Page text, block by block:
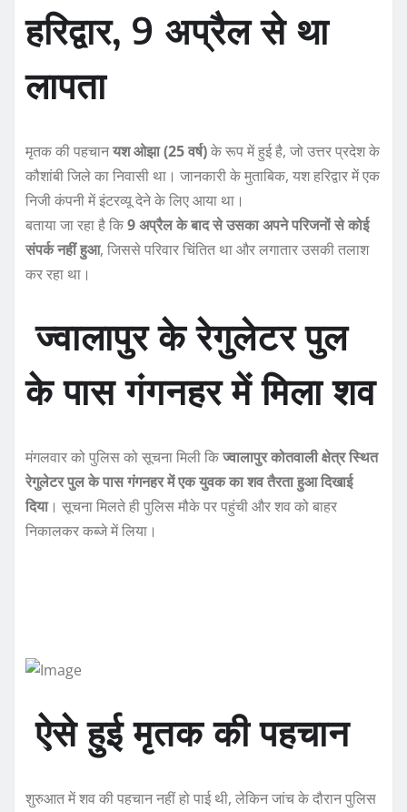
हरिद्वार, 9 अप्रैल से था
लापता
मृतक की पहचानयश ओझा (25 वर्ष)के रूप में हुई है, जो उत्तर प्रदेश के
कौशांबी जिले का निवासी था। जानकारी के मुताबिक, यश हरिद्वार में एक
निजी कंपनी में इंटरव्यू देने के लिए आया था।
बताया जा रहा है कि9 अप्रैल के बाद से उसका अपने परिजनों से कोई
संपर्क नहीं हुआ, जिससे परिवार चिंतित था और लगातार उसकी तलाश
कर रहा था।
ज्वालापुर के रेगुलेटर पुल
के पास गंगनहर में मिला शव
मंगलवार को पुलिस को सूचना मिली किज्वालापुर कोतवाली क्षेत्र स्थित
रेगुलेटर पुल के पास गंगनहर में एक युवक का शव तैरता हुआ दिखाई
दिया। सूचना मिलते ही पुलिस मौके पर पहुंची और शव को बाहर
निकालकर कब्जे में लिया।
ऐसे हुई मृतक की पहचान
शुरुआत में शव की पहचान नहीं हो पाई थी, लेकिन जांच के दौरान पुलिस